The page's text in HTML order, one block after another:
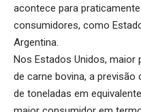
acontece para
consumidores, como
Argentina.
Nos Estados Unidos,
de carne bovina, a previsão
de toneladas em